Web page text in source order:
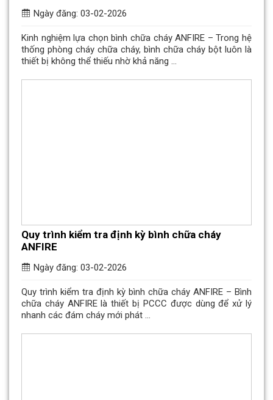
Ngày đăng: 03-02-2026
Kinh nghiệm lựa chọn bình chữa cháy ANFIRE – Trong hệ
thống phòng cháy chữa cháy, bình chữa cháy bột luôn là
thiết bị không thể thiếu nhờ khả năng ...
Quy trình kiểm tra định kỳ bình chữa cháy
ANFIRE
Ngày đăng: 03-02-2026
Quy trình kiểm tra định kỳ bình chữa cháy ANFIRE – Bình
chữa cháy ANFIRE là thiết bị PCCC được dùng để xử lý
nhanh các đám cháy mới phát ...